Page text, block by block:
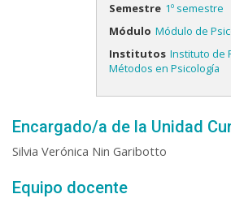
Semestre 1º semestre
Módulo Módulo de
Institutos Instituto de
Métodos en Psicología
Encargado/a de la Unidad
Silvia Verónica Nin Garibotto
Equipo docente